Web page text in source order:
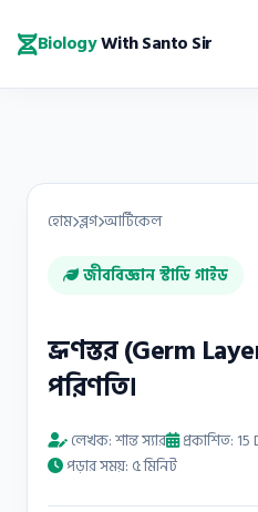
BiologyWith Santo Sir
হোম ব্লগ আর্টিকেল
জীববিজ্ঞান স্টাডি গাইড
ভ্রূণস্তর (Germ
পরিণতি।
লেখক: শান্ত স্যার প্রকাশিত:
পড়ার সময়: ৫ মিনিট